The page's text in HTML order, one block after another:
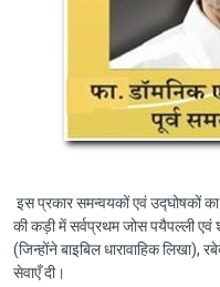
इस प्रकार समन्वयकों एवं उद्घोषकों
की कड़ी में सर्वप्रथम जोस पयैपल्ली एवं
(जिन्होंने बाइबिल धारावाहिक लिखा),
सेवाएँ दी।